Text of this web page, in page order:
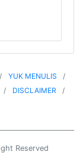
YUK MENULIS
DISCLAIMER
Reserved